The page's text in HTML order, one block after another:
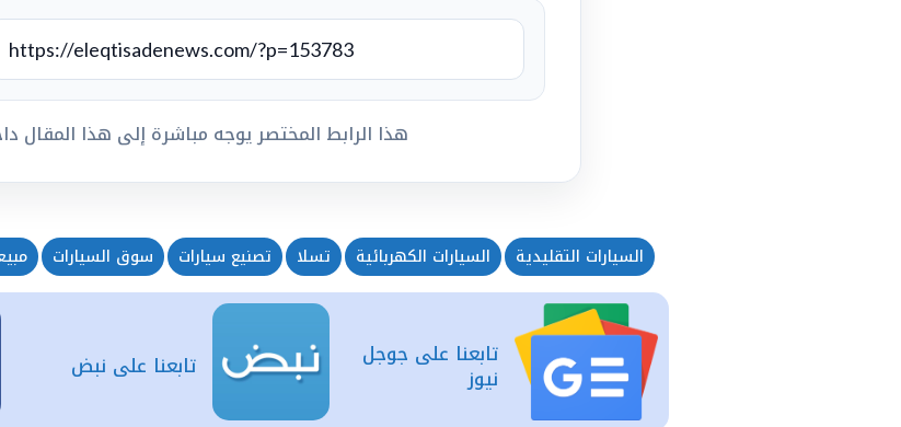
هذا الرابط المختصر يوجه مباشرة إلى هذا المقال
السيارات التقليدية السيارات الكهربائية تسلا تصنيع سيارات سوق السيارات
تابعنا على نبض تابعنا على جوجل
نيوز